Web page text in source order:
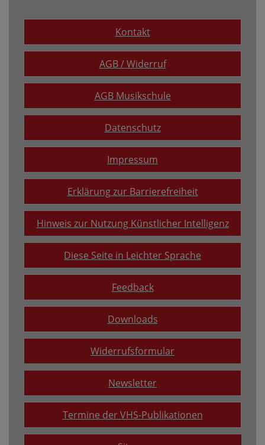
Kontakt
AGB / Widerruf
AGB Musikschule
Datenschutz
Impressum
Erklärung zur Barrierefreiheit
Hinweis zur Nutzung Künstlicher Intelligenz
Diese Seite in Leichter Sprache
Feedback
Downloads
Widerrufsformular
Newsletter
Termine der VHS-Publikationen